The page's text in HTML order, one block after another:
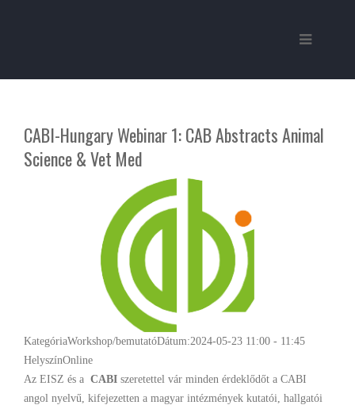
CABI-Hungary Webinar 1: CAB Abstracts Animal
Science & Vet Med
KategóriaWorkshop/bemutatóDátum:2024-05-23 11:00 - 11:45
HelyszínOnline
Az EISZ és a CABI szeretettel vár minden érdeklődőt a CABI
angol nyelvű, kifejezetten a magyar intézmények kutatói, hallgatói